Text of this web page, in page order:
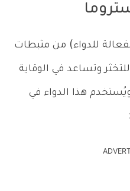
للدواء) من مثبطات
وتساعد في الوقاية
هذا الدواء في